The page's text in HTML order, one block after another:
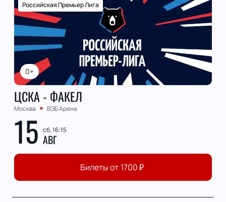
0+
Российская Премьер Лига
ЦСКА - ФАКЕЛ
Москва ВЭБ Арена
15 сб, 16:15
АВГ
Билеты от 1700₽